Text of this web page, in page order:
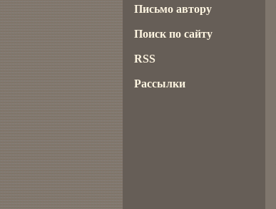
Письмо автору
Поиск по сайту
RSS
Рассылки